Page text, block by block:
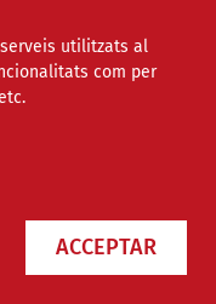
utilitzats al
com per
ACCEPTAR
xarxes socials